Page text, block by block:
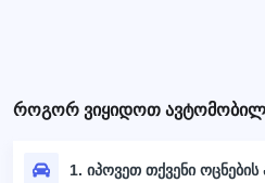
როგორ ვიყიდოთ
1. იპოვეთ თქვენი